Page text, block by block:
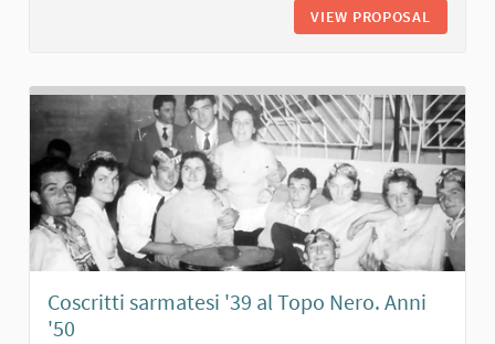
VIEW PROPOSAL
Coscritti sarmatesi '39 al Topo Nero. Anni
'50